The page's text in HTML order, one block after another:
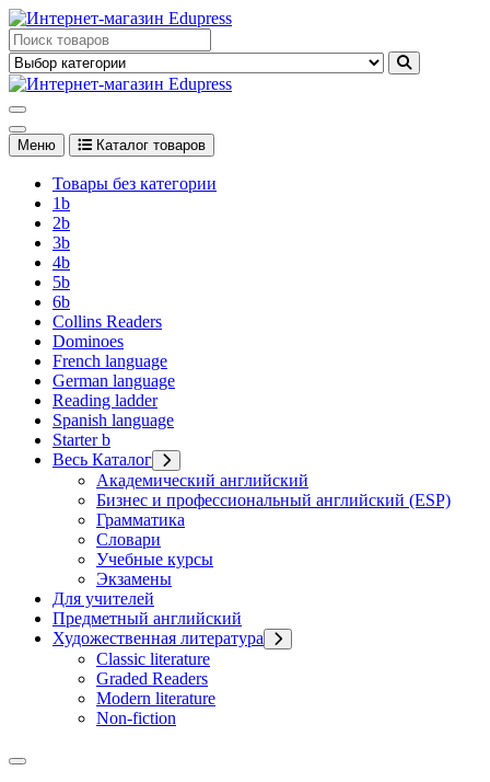
Перейти
к
содержимому
Edupress Uzbekistan, Edupress Узбекистан, книги, учебники на
английском языке
английском языке
Меню Каталог товаров
Товары без категории
1b
2b
3b
4b
5b
6b
Collins Readers
Dominoes
French language
German language
Reading ladder
Spanish language
Starter b
Весь Каталог
Академический английский
Бизнес и профессиональный английский (ESP)
Грамматика
Словари
Учебные курсы
Экзамены
Для учителей
Предметный английский
Художественная литература
Classic literature
Graded Readers
Modern literature
Non-fiction